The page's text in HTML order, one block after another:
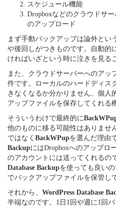
スケジュール機能
Dropboxなどのクラウドサ
のアップロード
まず手動バックアップは論外とい
や後回しがつきものです。自動的
ければいざという時に泣きを見る
また、クラウドサーバーへのアッ
件です。ローカルのハードディス
きなくなるか分かりません。個人
アップファイルを保存してくれる
そういうわけで最終的に
他のものに移る可能性はありませ
ではなく BackWPupを選んだ理由
BackupにはDropboxへのアップロ
のアカウントには送ってくれるの
Database Backupを使っても良い
でバックアップファイルを保管し
それから、 WordPress Database
半端なのです。1日1回や週に1回